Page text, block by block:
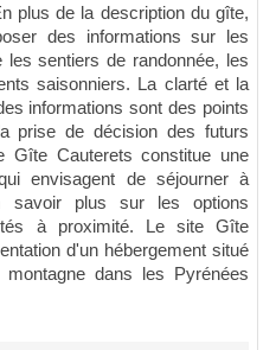
plus de la description du gîte,
des informations sur les
sentiers de randonnée, les
saisonniers. La clarté et la
informations sont des points
prise de décision des futurs
Gîte Cauterets constitue une
envisagent de séjourner à
savoir plus sur les options
à proximité. Le site Gîte
d'un hébergement situé
dans les Pyrénées